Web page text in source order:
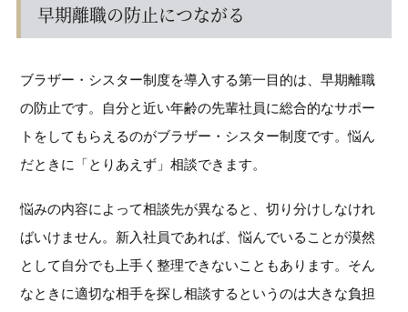
早期離職の防止につながる
ブラザー・シスター制度を導入する第一目的は、早期離職
の防止です。自分と近い年齢の先輩社員に総合的なサポー
トをしてもらえるのがブラザー・シスター制度です。悩ん
だときに「とりあえず」相談できます。
悩みの内容によって相談先が異なると、切り分けしなけれ
ばいけません。新入社員であれば、悩んでいることが漠然
として自分でも上手く整理できないこともあります。そん
なときに適切な相手を探し相談するというのは大きな負担